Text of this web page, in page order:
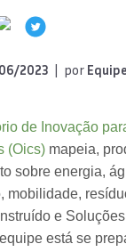
2023 | por
de Inovação
(Oics) mapeia,
sobre energia,
mobilidade,
e
está se